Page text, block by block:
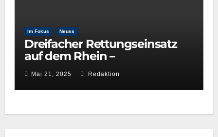
Im Fokus Neuss
Dreifacher Rettungseinsatz
auf dem Rhein –
Wasserwacht Neuss beweist
schnelle Reaktionsfähigkeit
Mai 21, 2025 Redaktion